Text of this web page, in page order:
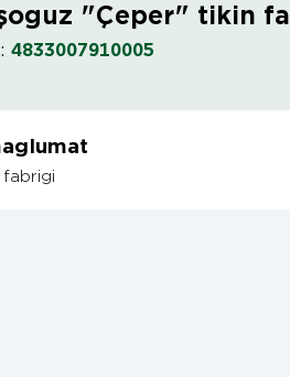
"Çeper" tikin
4833007910005